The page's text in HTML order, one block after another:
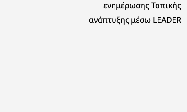
ενημέρωσης Τοπικής
ανάπτυξης μέσω LEADER